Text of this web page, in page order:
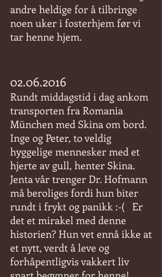
andre heldige for å tilbringe
noen uker i fosterhjem før vi
tar henne hjem.
02.06.2016
Rundt middagstid i dag ankom
transporten fra Romania
München med Skina om bord.
Inge og Peter, to veldig
hyggelige mennesker med et
hjerte av gull, henter Skina.
Jenta vår trenger Dr. Hofmann
må beroliges fordi hun biter
rundt i frykt og panikk :-( Er
det et mirakel med denne
historien? Hun vet ennå ikke at
et nytt, verdt å leve og
forhåpentligvis vakkert liv